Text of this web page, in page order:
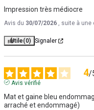
Impression très médiocre
Avis du 30/07/2026 , suite à une
Utile(0) Signaler
4/
Avis vérifié
Mat et gaine bleu
arraché et endommagé)